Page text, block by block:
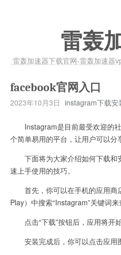
雷轰
雷轰加速器下载官网-雷轰加速器
facebook官网入口
2023年10月3日 instagram下载安
Instagram是目前最受欢迎的社
个简单易用的平台，让用户可以分
下面将为大家介绍如何下载和
速上手使用的技巧。
首先，你可以在手机的应用商
Play）中搜索“Instagram”关键词来
点击“下载”按钮后，应用将开始
安装完成后，你可以点击应用